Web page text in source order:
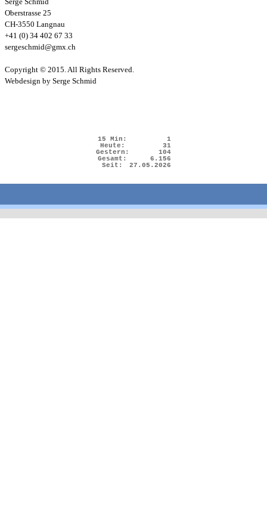
Oberstrasse 25
CH-3550 Langnau
+41 (0) 34 402 67 33
sergeschmid@gmx.ch
Copyright © 2015. All Rights Reserved.
Webdesign by Serge Schmid
15 Min:
1
Heute:
31
Gestern:
104
Gesamt:
6.156
Seit:
27.05.2026